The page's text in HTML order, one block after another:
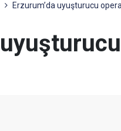
Erzurum’da uyuşturucu